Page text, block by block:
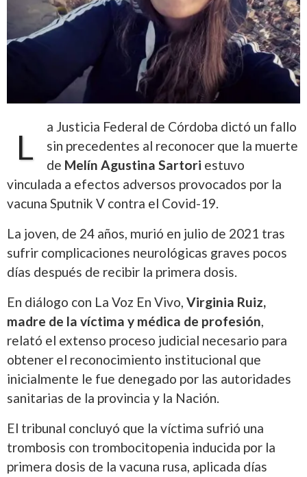
L
a Justicia Federal de Córdoba dictó un fallo
sin precedentes al reconocer que la muerte
de Melín Agustina Sartori estuvo
vinculada a efectos adversos provocados por la
vacuna Sputnik V contra el Covid-19.
La joven, de 24 años, murió en julio de 2021 tras
sufrir complicaciones neurológicas graves pocos
días después de recibir la primera dosis.
En diálogo con La Voz En Vivo, Virginia Ruiz,
madre de la víctima y médica de profesión,
relató el extenso proceso judicial necesario para
obtener el reconocimiento institucional que
inicialmente le fue denegado por las autoridades
sanitarias de la provincia y la Nación.
El tribunal concluyó que la víctima sufrió una
trombosis con trombocitopenia inducida por la
primera dosis de la vacuna rusa, aplicada días